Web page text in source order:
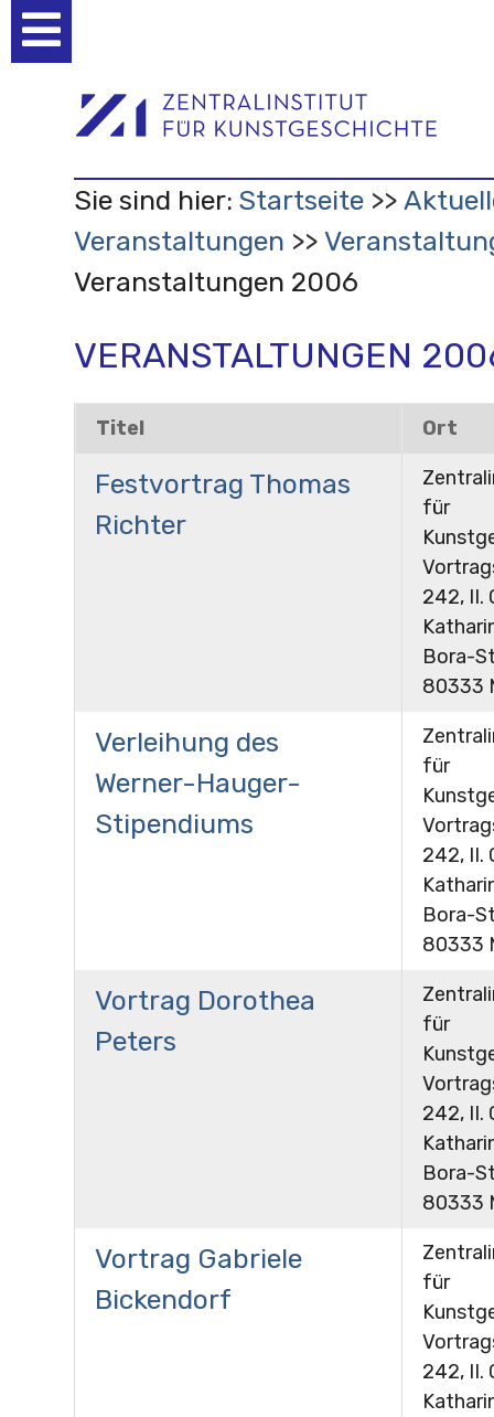
Werkzeuge
Sie sind hier: Startseite
Veranstaltungen
Veranstaltungen 2006
VERANSTALTUNGEN
Titel Ort
Festvortrag Thomas
Richter
für
242, II.
Bora-
80333
Verleihung des
Werner-Hauger-
Stipendiums
für
242, II.
Bora-
80333
Vortrag Dorothea
Peters
für
242, II.
Bora-
80333
Vortrag Gabriele
Bickendorf
für
242, II.